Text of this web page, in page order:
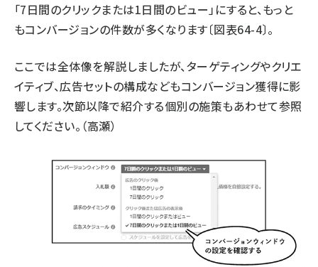
「7日間のクリックまたは1日間のビュー」にすると、もっと
もコンバージョンの件数が多くなります〔図表64-4〕。
ここでは全体像を解説しましたが、ターゲティングやクリエ
イティブ、広告セットの構成などもコンバージョン獲得に影
響します。次節以降で紹介する個別の施策もあわせて参照
してください。（高瀬）